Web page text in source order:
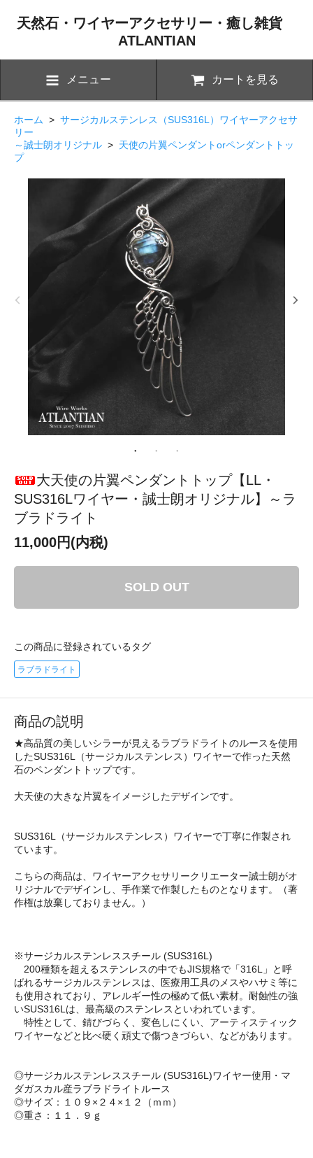
天然石・ワイヤーアクセサリー・癒し雑貨
ATLANTIAN
メニュー カートを見る
ホーム > サージカルステンレス（SUS316L）ワイヤーアクセサ
リー
～誠士朗オリジナル > 天使の片翼ペンダントorペンダントトッ
プ
大天使の片翼ペンダントトップ【LL・
SUS316Lワイヤー・誠士朗オリジナル】～ラ
ブラドライト
11,000円(内税)
SOLD OUT
この商品に登録されているタグ
ラブラドライト
商品の説明
★高品質の美しいシラーが見えるラブラドライトのルースを使用
したSUS316L（サージカルステンレス）ワイヤーで作った天然
石のペンダントトップです。
大天使の大きな片翼をイメージしたデザインです。
SUS316L（サージカルステンレス）ワイヤーで丁寧に作製され
ています。
こちらの商品は、ワイヤーアクセサリークリエーター誠士朗がオ
リジナルでデザインし、手作業で作製したものとなります。（著
作権は放棄しておりません。）
※サージカルステンレススチール (SUS316L)
200種類を超えるステンレスの中でもJIS規格で「316L」と呼
ばれるサージカルステンレスは、医療用工具のメスやハサミ等に
も使用されており、アレルギー性の極めて低い素材。耐蝕性の強
いSUS316Lは、最高級のステンレスといわれています。
特性として、錆びづらく、変色しにくい、アーティスティック
ワイヤーなどと比べ硬く頑丈で傷つきづらい、などがあります。
◎サージカルステンレススチール (SUS316L)ワイヤー使用・マ
ダガスカル産ラブラドライトルース
◎サイズ：１０９×２４×１２（ｍｍ）
◎重さ：１１．９ｇ